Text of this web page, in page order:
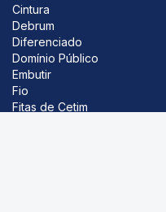
Cintura
Debrum
Diferenciado
Domínio Público
Embutir
Fio
Fitas de Cetim